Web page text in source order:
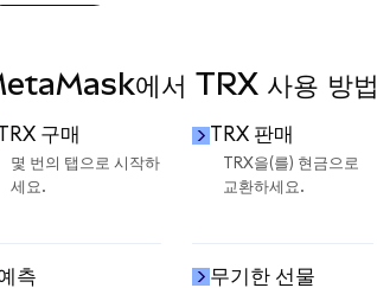
에서 TRX 사용 방법
구매
몇 번의 탭으로 시작하
세요.
TRX 판매
TRX을(를) 현금으로
교환하세요.
측 무기한 선물